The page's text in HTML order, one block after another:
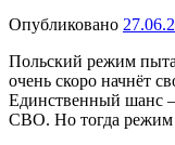
Опубликовано
Польский режим
очень скоро начнёт
Единственный шанс
СВО. Но тогда режим